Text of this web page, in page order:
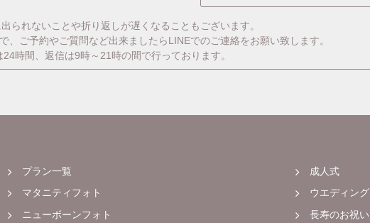
られないことや折り返しが遅くなることもございます。
、ご予約やご質問など出来ましたらLINEでのご連絡をお願い致します。
時間、返信は9時～21時の間で行っております。
プラン一覧
マタニティフォト
ニューボーンフォト
成人式
ウエディング
長寿のお祝い